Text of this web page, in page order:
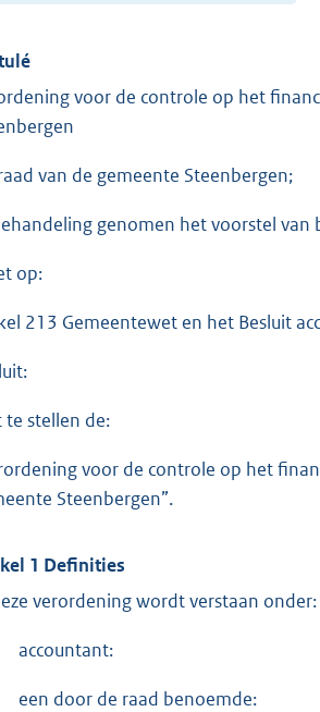
voor de controle op het
van de gemeente Steenbergen;
genomen het voorstel
op:
213 Gemeentewet en het Besluit
te stellen de:
voor de controle op het
Steenbergen”.
1 Definities
verordening wordt verstaan onder:
accountant:
een door de raad benoemde: